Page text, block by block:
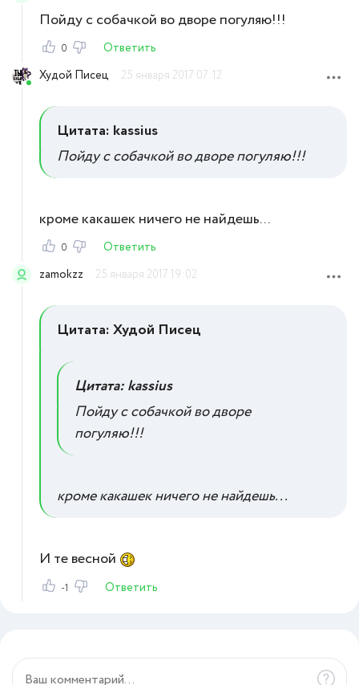
Пойду с собачкой во дворе погуляю!!!
0
Ответить
Худой Писец
25 января 2017 07:12
Цитата: kassius
Пойду с собачкой во дворе погуляю!!!
кроме какашек ничего не найдешь...
0
Ответить
zamokzz
25 января 2017 19:02
Цитата: Худой Писец
Цитата: kassius
Пойду с собачкой во дворе
погуляю!!!
кроме какашек ничего не найдешь...
И те весной
-1 Ответить